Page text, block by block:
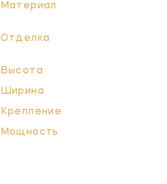
Материал
Отделка
Высота
Ширина
Крепление
Мощность